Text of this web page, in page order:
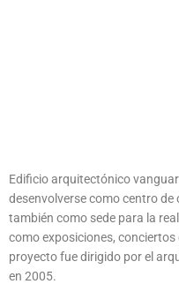
Edificio arquitectónico
desenvolverse como centro
también como sede para la
como exposiciones, conciertos
proyecto fue dirigido por el
en 2005.